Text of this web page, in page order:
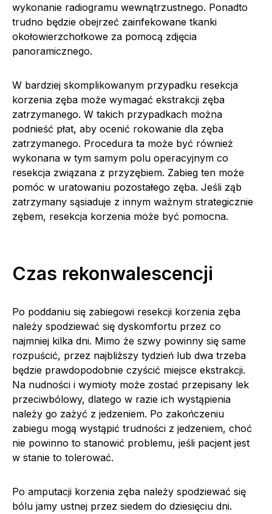
wykonanie radiogramu wewnątrzustnego. Ponadto
trudno będzie obejrzeć zainfekowane tkanki
okołowierzchołkowe za pomocą zdjęcia
panoramicznego.
W bardziej skomplikowanym przypadku resekcja
korzenia zęba może wymagać ekstrakcji zęba
zatrzymanego. W takich przypadkach można
podnieść płat, aby ocenić rokowanie dla zęba
zatrzymanego. Procedura ta może być również
wykonana w tym samym polu operacyjnym co
resekcja związana z przyzębiem. Zabieg ten może
pomóc w uratowaniu pozostałego zęba. Jeśli ząb
zatrzymany sąsiaduje z innym ważnym strategicznie
zębem, resekcja korzenia może być pomocna.
Czas rekonwalescencji
Po poddaniu się zabiegowi resekcji korzenia zęba
należy spodziewać się dyskomfortu przez co
najmniej kilka dni. Mimo że szwy powinny się same
rozpuścić, przez najbliższy tydzień lub dwa trzeba
będzie prawdopodobnie czyścić miejsce ekstrakcji.
Na nudności i wymioty może zostać przepisany lek
przeciwbólowy, dlatego w razie ich wystąpienia
należy go zażyć z jedzeniem. Po zakończeniu
zabiegu mogą wystąpić trudności z jedzeniem, choć
nie powinno to stanowić problemu, jeśli pacjent jest
w stanie to tolerować.
Po amputacji korzenia zęba należy spodziewać się
bólu jamy ustnej przez siedem do dziesięciu dni.